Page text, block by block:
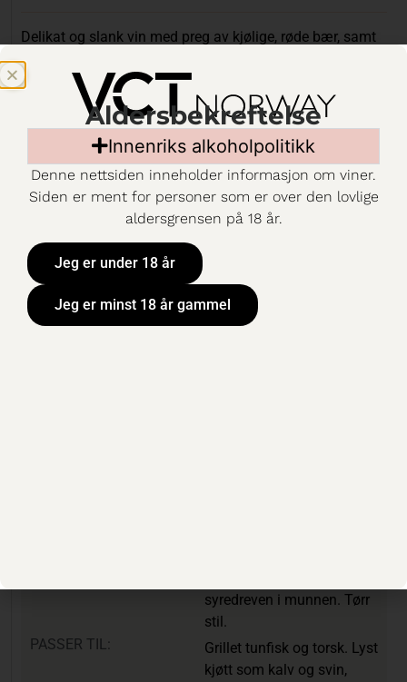
Delikat og slank vin med preg av kjølige, røde bær, samt
et lett krydderpreg. Frisk syre og tørr stil.
Mer information
ART. NR:
9347601
PRIS:
129,90 kr
75 cl
DRUER:
KORKTYPE:
Skrukork
LAND:
Chile
OMRÅDE:
Casablanca
syredreven i munnen. Tørr
stil.
PASSER TIL:
Grillet tunfisk og torsk. Lyst
kjøtt som kalv og svin,
Aldersbekreftelse
Innenriks alkoholpolitikk
Denne nettsiden inneholder informasjon om viner.
Siden er ment for personer som er over den lovlige
aldersgrensen på 18 år.
Jeg er under 18 år
Jeg er minst 18 år gammel